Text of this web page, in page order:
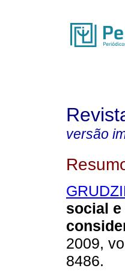
versão
social e
2009,
8486.